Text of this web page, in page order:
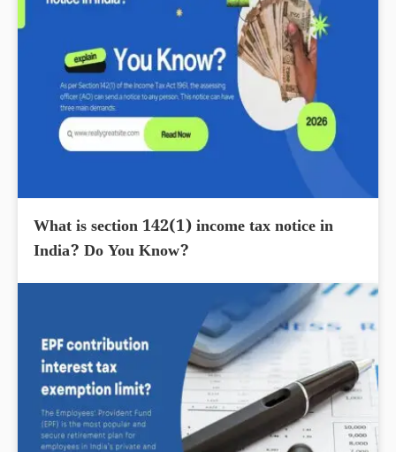
What is section 142(1) income tax notice in
India? Do You Know?